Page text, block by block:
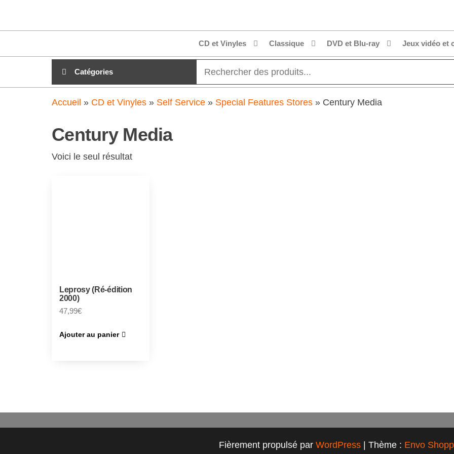
clubdial.fr
CD et Vinyles Classique DVD et Blu-ray Jeux vidéo et
Catégories
Accueil » CD et Vinyles » Self Service » Special Features Stores » Century Media
Century Media
Voici le seul résultat
Leprosy (Ré-édition
2000)
47,99€
Ajouter au panier
Fièrement propulsé par WordPress | Thème : Envo